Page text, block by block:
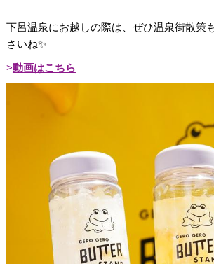
下呂温泉にお越しの際は、ぜひ温泉街散策
さいね✨
動画はこちら